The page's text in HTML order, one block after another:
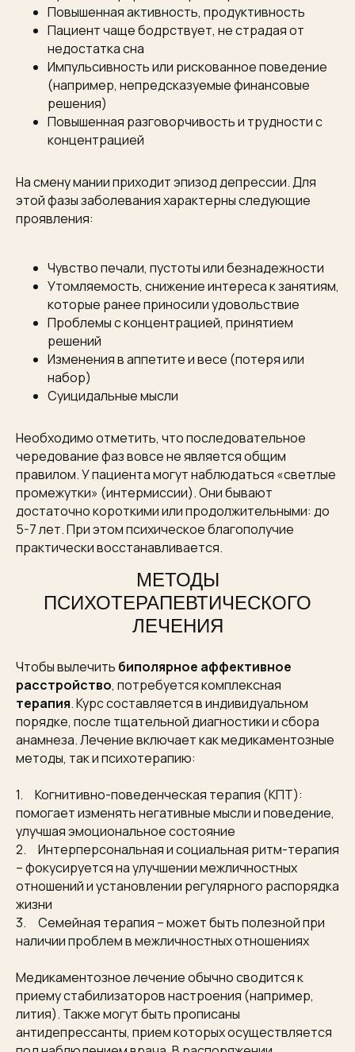
Повышенная активность, продуктивность
Пациент чаще бодрствует, не страдая от
недостатка сна
Импульсивность или рискованное поведение
(например, непредсказуемые финансовые
решения)
Повышенная разговорчивость и трудности с
концентрацией
На смену мании приходит эпизод депрессии. Для
этой фазы заболевания характерны следующие
проявления:
Чувство печали, пустоты или безнадежности
Утомляемость, снижение интереса к занятиям,
которые ранее приносили удовольствие
Проблемы с концентрацией, принятием
решений
Изменения в аппетите и весе (потеря или
набор)
Суицидальные мысли
Необходимо отметить, что последовательное
чередование фаз вовсе не является общим
правилом. У пациента могут наблюдаться «светлые
промежутки» (интермиссии). Они бывают
достаточно короткими или продолжительными: до
5-7 лет. При этом психическое благополучие
практически восстанавливается.
МЕТОДЫ
ПСИХОТЕРАПЕВТИЧЕСКОГО
ЛЕЧЕНИЯ
Чтобы вылечить биполярное аффективное
расстройство, потребуется комплексная
терапия. Курс составляется в индивидуальном
порядке, после тщательной диагностики и сбора
анамнеза. Лечение включает как медикаментозные
методы, так и психотерапию:
1. Когнитивно-поведенческая терапия (КПТ):
помогает изменять негативные мысли и поведение,
улучшая эмоциональное состояние
2. Интерперсональная и социальная ритм-терапия
– фокусируется на улучшении межличностных
отношений и установлении регулярного распорядка
жизни
3. Семейная терапия – может быть полезной при
наличии проблем в межличностных отношениях
Медикаментозное лечение обычно сводится к
приему стабилизаторов настроения (например,
лития). Также могут быть прописаны
антидепрессанты, прием которых осуществляется